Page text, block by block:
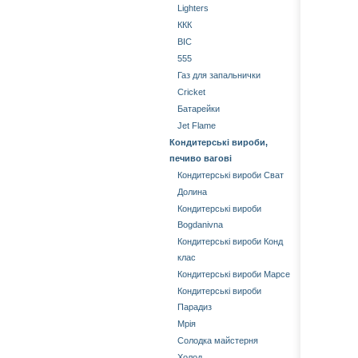
Lighters
ККК
BIC
555
Газ для запальнички
Cricket
Батарейки
Jet Flame
Кондитерські вироби,
печиво вагові
Кондитерські вироби Сват
Долина
Кондитерські вироби
Bogdanivna
Кондитерські вироби Конд
клас
Кондитерські вироби Марсе
Кондитерські вироби
Парадиз
Мрія
Солодка майстерня